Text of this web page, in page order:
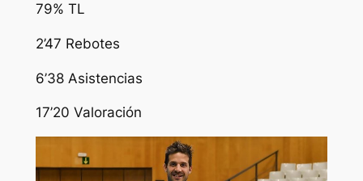
79% TL
2’47 Rebotes
6’38 Asistencias
17’20 Valoración